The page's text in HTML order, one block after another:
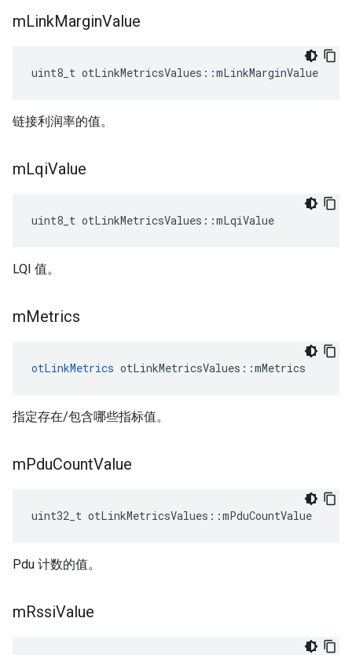
mLinkMarginValue
uint8_t otLinkMetricsValues ::mLinkMarginValue
链接利润率的值。
mLqiValue
uint8_t otLinkMetricsValues ::mLqiValue
LQI 值。
mMetrics
otLinkMetrics otLinkMetricsValues ::mMetrics
指定存在/包含哪些指标值。
mPduCountValue
uint32_t otLinkMetricsValues ::mPduCountValue
Pdu 计数的值。
mRssiValue